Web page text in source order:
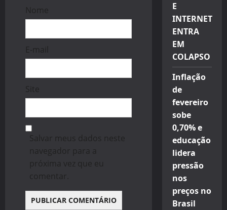
Nome
E-mail
Site
Salvar meus dados neste
navegador para a
próxima vez que eu
comentar.
E
INTERNET
ENTRA
EM
COLAPSO
Inflação
de
fevereiro
sobe
0,70% e
educação
lidera
pressão
nos
preços no
Brasil